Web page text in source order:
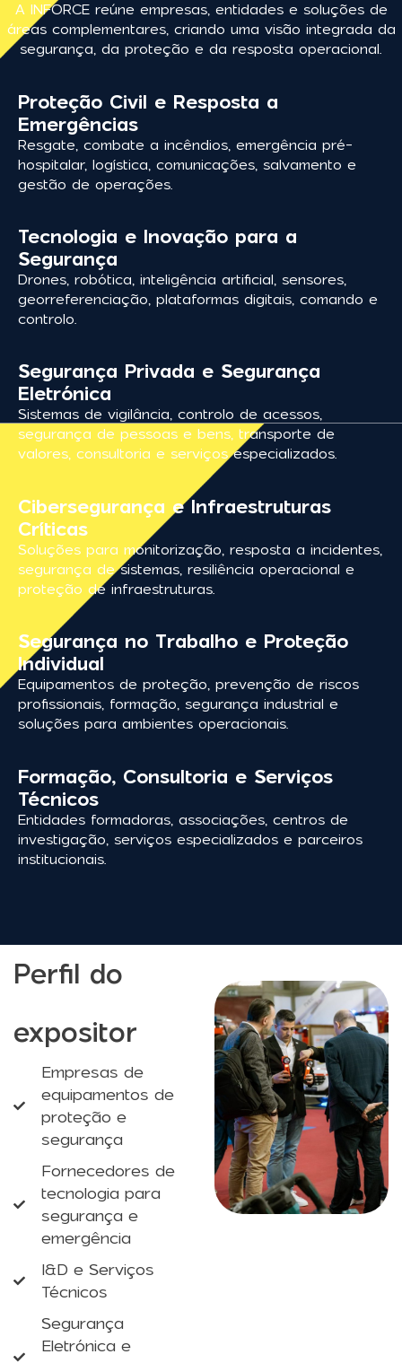
A INFORCE reúne empresas, entidades e soluções de
áreas complementares, criando uma visão integrada da
segurança, da proteção e da resposta operacional.
Proteção Civil e Resposta a
Emergências
Resgate, combate a incêndios, emergência pré-
hospitalar, logística, comunicações, salvamento e
gestão de operações.
Tecnologia e Inovação para a
Segurança
Drones, robótica, inteligência artificial, sensores,
georreferenciação, plataformas digitais, comando e
controlo.
Segurança Privada e Segurança
Eletrónica
Sistemas de vigilância, controlo de acessos,
segurança de pessoas e bens, transporte de
valores, consultoria e serviços especializados.
Cibersegurança e Infraestruturas
Críticas
Soluções para monitorização, resposta a incidentes,
segurança de sistemas, resiliência operacional e
proteção de infraestruturas.
Segurança no Trabalho e Proteção
Individual
Equipamentos de proteção, prevenção de riscos
profissionais, formação, segurança industrial e
soluções para ambientes operacionais.
Formação, Consultoria e Serviços
Técnicos
Entidades formadoras, associações, centros de
investigação, serviços especializados e parceiros
institucionais.
Perfil do
expositor
Empresas de
equipamentos de
proteção e
segurança
Fornecedores de
tecnologia para
segurança e
emergência
I&D e Serviços
Técnicos
Segurança
Eletrónica e